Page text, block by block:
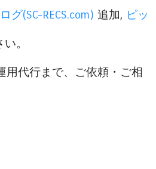
グ(SC-RECS.com) 追加, ピッ
。
代行まで、ご依頼・ご相